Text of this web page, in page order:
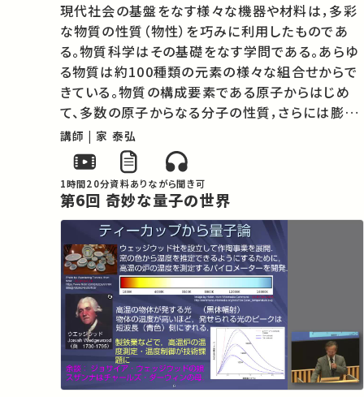
現代社会の基盤をなす様々な機器や材料は，多彩
な物質の性質（物性）を巧みに利用したものであ
る。物質科学はその基礎をなす学問である。あらゆ
る物質は約100種類の元素の様々な組合せからで
きている。物質の構成要素である原子からはじめ
て、多数の原子からなる分子の性質，さらには膨大
な数（アヴォガドロ数～1023個）の原子や分子の
集合体である固体や液体の電気的、磁気的、光学
的性質がどのようにして生まれるかを説き明か
す…
講師 | 家 泰弘
1時間20分資料ありながら聞き可
第6回 奇妙な量子の世界